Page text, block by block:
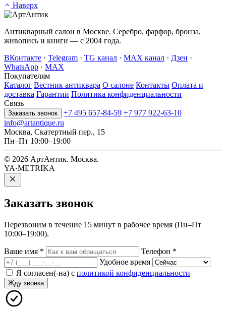
Наверх
Антикварный салон в Москве. Серебро, фарфор, бронза,
живопись и книги — с 2004 года.
ВКонтакте · Telegram · TG канал · MAX канал · Дзен ·
WhatsApp · MAX
Покупателям
Каталог Вестник антиквара О салоне Контакты Оплата и
доставка Гарантии Политика конфиденциальности
Связь
Заказать звонок +7 495 657-84-59 +7 977 922-63-10
info@artantique.ru
Москва, Скатертный пер., 15
Пн–Пт 10:00–19:00
© 2026 АртАнтик. Москва.
YA·METRIKA
Заказать звонок
Перезвоним в течение 15 минут в рабочее время (Пн–Пт
10:00–19:00).
Ваше имя * Телефон *
Удобное время
Я согласен(-на) с политикой конфиденциальности
Жду звонка